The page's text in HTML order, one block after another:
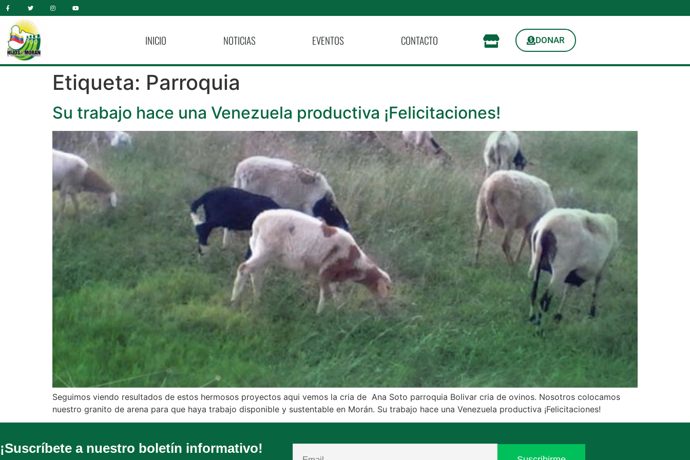
INICIO NOTICIAS EVENTOS CONTACTO DONAR
Etiqueta: Parroquia
Su trabajo hace una Venezuela productiva ¡Felicitaciones!
Seguimos viendo resultados de estos hermosos proyectos aqui vemos la cria de Ana Soto parroquia Bolivar cria de ovinos. Nosotros colocamos
nuestro granito de arena para que haya trabajo disponible y sustentable en Morán. Su trabajo hace una Venezuela productiva ¡Felicitaciones!
¡Suscríbete a nuestro boletín informativo!